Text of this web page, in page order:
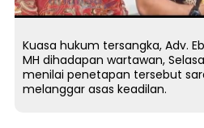
Kuasa hukum tersangka, Adv.
MH dihadapan wartawan,
menilai penetapan tersebut
melanggar asas keadilan.